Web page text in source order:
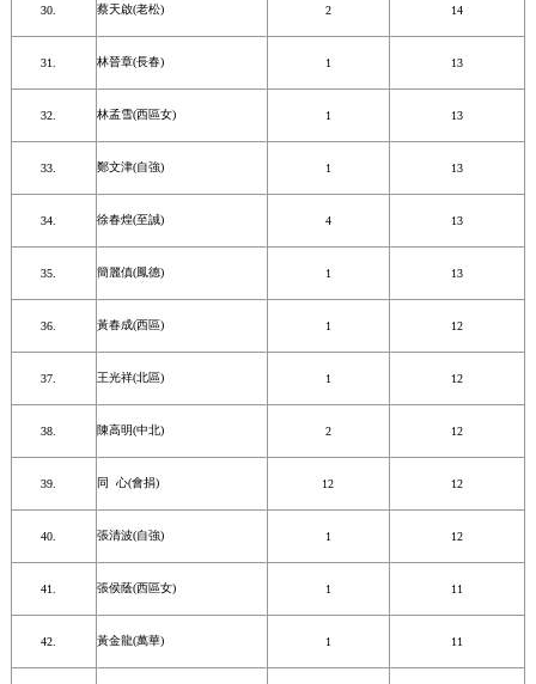
蔡天啟(老松) 2 14
林晉章(長春) 1 13
林孟雪(西區女) 1 13
鄭文津(自強) 1 13
徐春煌(至誠) 4 13
簡麗傎(鳳德) 1 13
黃春成(西區) 1 12
王光祥(北區) 1 12
陳高明(中北) 2 12
同 心(會捐) 12 12
張清波(自強) 1 12
張侯蔭(西區女) 1 11
黃金龍(萬華) 1 11